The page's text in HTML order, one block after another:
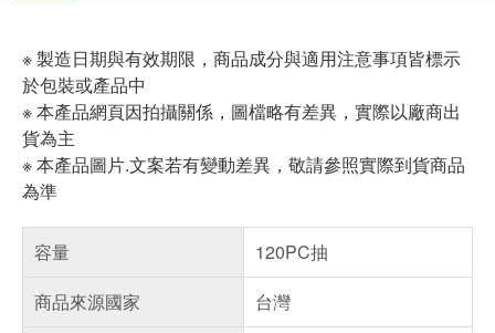
※ 製造日期與有效期限，商品成分與適用注意事項皆標示
於包裝或產品中
※ 本產品網頁因拍攝關係，圖檔略有差異，實際以廠商出
貨為主
※ 本產品圖片.文案若有變動差異，敬請參照實際到貨商品
為準
容量
120PC抽
商品來源國家
台灣